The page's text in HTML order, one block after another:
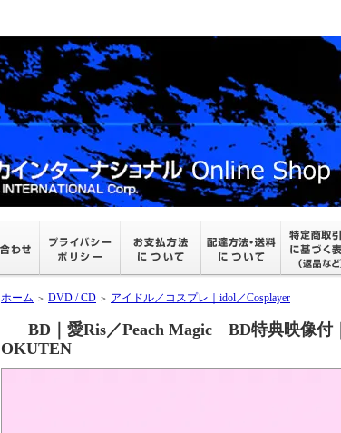
ホーム ＞ DVD / CD ＞ アイドル／コスプレ｜idol／Cosplayer
BD｜愛Ris／Peach Magic BD特典映像付
OKUTEN